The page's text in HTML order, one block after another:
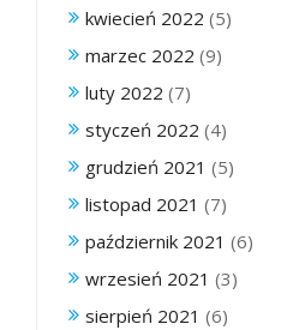
kwiecień 2022 (5)
marzec 2022 (9)
luty 2022 (7)
styczeń 2022 (4)
grudzień 2021 (5)
listopad 2021 (7)
październik 2021 (6)
wrzesień 2021 (3)
sierpień 2021 (6)